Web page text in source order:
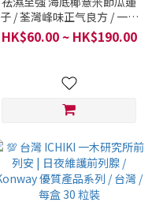
子 / 荃灣峰味正气良方 / 一樽
620毫升
HK$60.00 ~ HK$190.00